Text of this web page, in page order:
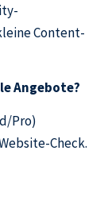
Content-
Angebote?
Pro)
Check.